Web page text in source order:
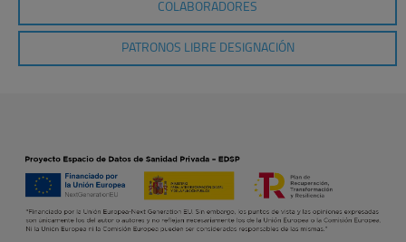
COLABORADORES
PATRONOS LIBRE DESIGNACIÓN